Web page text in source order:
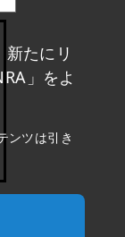
たにリ
」をよ
ンツは引き